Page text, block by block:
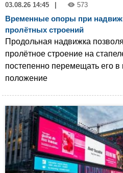
03.08.26 14:45 | 573
Временные опоры при
пролётных строений
Продольная надвижка
пролётное строение на
постепенно перемещать его в
положение